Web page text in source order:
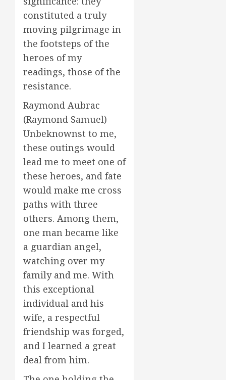
constituted a truly
moving pilgrimage in
the footsteps of the
heroes of my
readings, those of the
resistance.
Raymond Aubrac
(Raymond Samuel)
Unbeknownst to me,
these outings would
lead me to meet one of
these heroes, and fate
would make me cross
paths with three
others. Among them,
one man became like
a guardian angel,
watching over my
family and me. With
this exceptional
individual and his
wife, a respectful
friendship was forged,
and I learned a great
deal from him.